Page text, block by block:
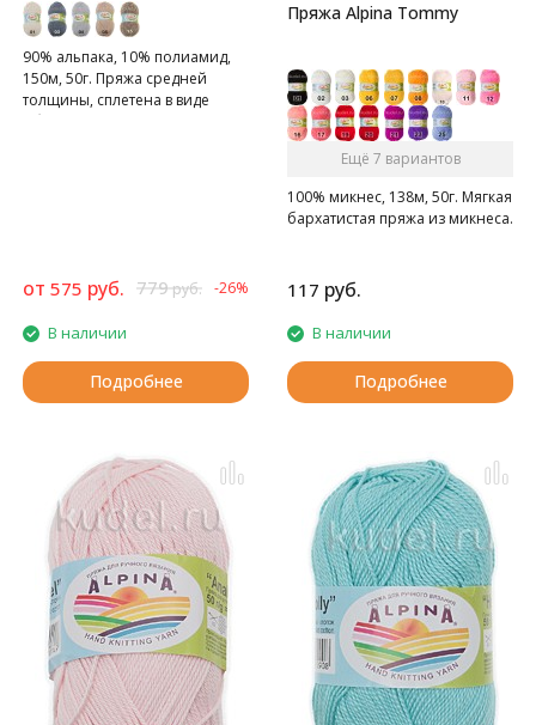
90% альпака, 10% полиамид,
150м, 50г. Пряжа средней
толщины, сплетена в виде
объемной цепочки/косы.
от 575 руб. 779руб. -26%
В наличии
Подробнее
Пряжа Alpina Tommy
Ещё 7 вариантов
100% микнес, 138м, 50г. Мягкая
бархатистая пряжа из микнеса.
117 руб.
В наличии
Подробнее